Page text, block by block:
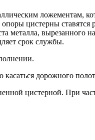
ложементам,
цистерны ставятся
металла, вырезанного
срок службы.
дорожного
цистерной. При